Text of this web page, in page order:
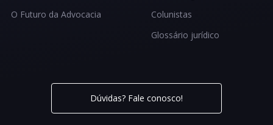
O Futuro da Advocacia
Colunistas
Glossário jurídico
Dúvidas? Fale conosco!